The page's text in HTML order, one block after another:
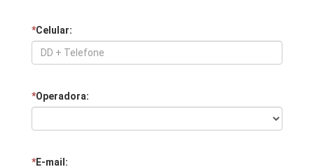
*Celular:
*Operadora:
*E-mail: